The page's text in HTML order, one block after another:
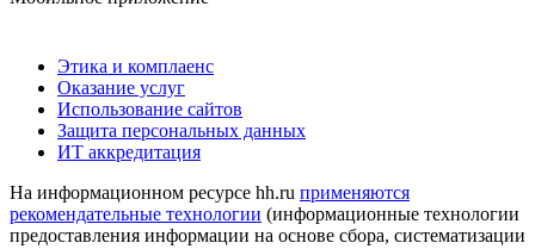
Этика и комплаенс
Оказание услуг
Использование сайтов
Защита персональных данных
ИТ аккредитация
На информационном ресурсе hh.ru применяются
рекомендательные технологии (информационные технологии
предоставления информации на основе сбора, систематизации